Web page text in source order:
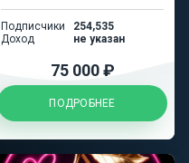
Подписчики
254,535
Доход
не указан
75 000 ₽
ПОДРОБНЕЕ